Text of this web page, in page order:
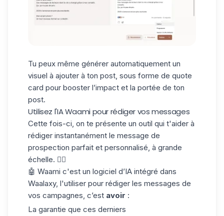
Tu peux même générer automatiquement un
visuel à ajouter à ton post, sous forme de quote
card pour booster l’impact et la portée de ton
post.
Utilisez l'IA Waami pour rédiger vos messages
Cette fois-ci, on te présente un outil qui t'aider à
rédiger instantanément le message de
prospection parfait et personnalisé, à grande
échelle. ✍🏼
🤖 Waami c'est un logiciel d’IA intégré dans
Waalaxy, l'utiliser pour rédiger les messages de
vos campagnes, c’est avoir :
La garantie que ces derniers